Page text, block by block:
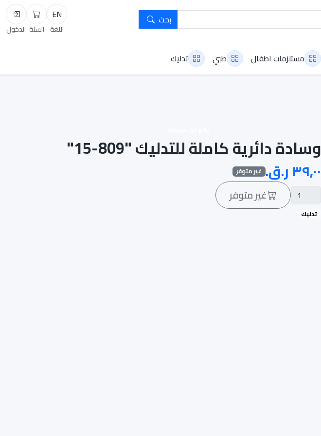
بحث EN
اللغة
السلة
السلة الدخول
مستلزمات اطفال طبي تدليك
وسادة دائرية كاملة للتدليك "809-15"
غير متوفر
غير متوفر
تدليك